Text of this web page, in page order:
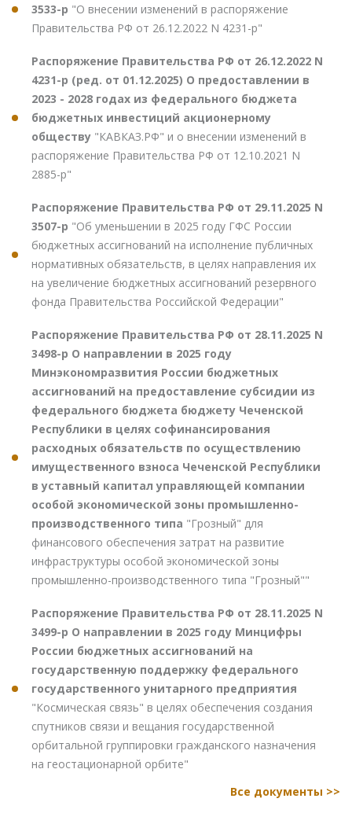
3533-р "О внесении изменений в распоряжение
Правительства РФ от 26.12.2022 N 4231-р"
Распоряжение Правительства РФ от 26.12.2022 N
4231-р (ред. от 01.12.2025) О предоставлении в
2023 - 2028 годах из федерального бюджета
бюджетных инвестиций акционерному
обществу "КАВКАЗ.РФ" и о внесении изменений в
распоряжение Правительства РФ от 12.10.2021 N
2885-р"
Распоряжение Правительства РФ от 29.11.2025 N
3507-р "Об уменьшении в 2025 году ГФС России
бюджетных ассигнований на исполнение публичных
нормативных обязательств, в целях направления их
на увеличение бюджетных ассигнований резервного
фонда Правительства Российской Федерации"
Распоряжение Правительства РФ от 28.11.2025 N
3498-р О направлении в 2025 году
Минэкономразвития России бюджетных
ассигнований на предоставление субсидии из
федерального бюджета бюджету Чеченской
Республики в целях софинансирования
расходных обязательств по осуществлению
имущественного взноса Чеченской Республики
в уставный капитал управляющей компании
особой экономической зоны промышленно-
производственного типа "Грозный" для
финансового обеспечения затрат на развитие
инфраструктуры особой экономической зоны
промышленно-производственного типа "Грозный""
Распоряжение Правительства РФ от 28.11.2025 N
3499-р О направлении в 2025 году Минцифры
России бюджетных ассигнований на
государственную поддержку федерального
государственного унитарного предприятия
"Космическая связь" в целях обеспечения создания
спутников связи и вещания государственной
орбитальной группировки гражданского назначения
на геостационарной орбите"
Все документы >>